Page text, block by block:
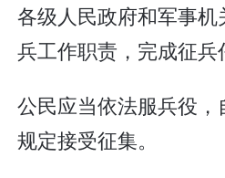
各级人民政府和军事
兵工作职责，完成征兵
公民应当依法服兵役
规定接受征集。